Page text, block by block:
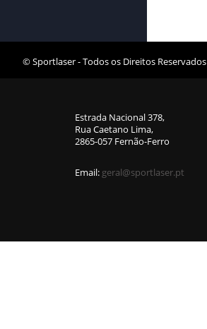
© Sportlaser - Todos os Direitos Reservados
Estrada Nacional 378,
Rua Caetano Lima,
2865-057 Fernão-Ferro
Email: geral@sportlaser.pt